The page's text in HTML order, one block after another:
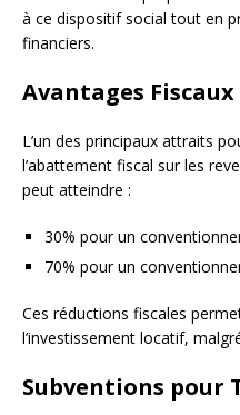
à ce dispositif social tout en
financiers.
Avantages
L’un des principaux attraits
l’abattement fiscal sur les
peut atteindre :
30% pour un
70% pour un
Ces réductions fiscales
l’investissement locatif,
Subventions pour